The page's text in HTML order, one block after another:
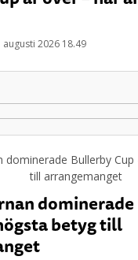
augusti 2026 18.49
betyg till